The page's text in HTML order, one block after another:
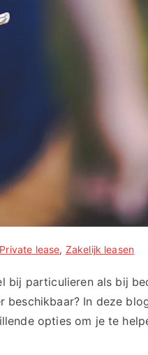
Private lease, Zakelijk leasen
bij particulieren als bij
In deze
opties om je te